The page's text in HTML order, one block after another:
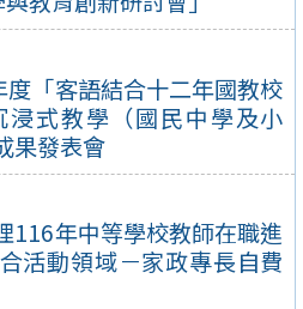
「客語結合十二年國教校
式教學（國民中學及小
果發表會
116年中等學校教師在職進
活動領域－家政專長自費